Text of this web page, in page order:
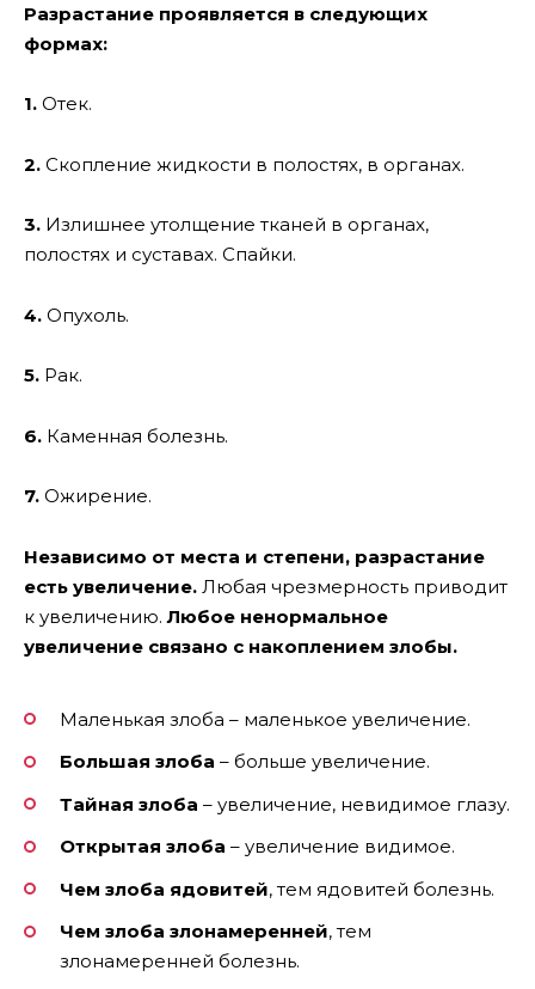
Разрастание проявляется в следующих
формах:
1. Отек.
2. Скопление жидкости в полостях, в органах.
3. Излишнее утолщение тканей в органах,
полостях и суставах. Спайки.
4. Опухоль.
5. Рак.
6. Каменная болезнь.
7. Ожирение.
Независимо от места и степени, разрастание
есть увеличение. Любая чрезмерность приводит
к увеличению.Любое ненормальное
увеличение связано с накоплением злобы.
Маленькая злоба – маленькое увеличение.
Большая злоба – больше увеличение.
Тайная злоба – увеличение, невидимое глазу.
Открытая злоба – увеличение видимое.
Чем злоба ядовитей, тем ядовитей болезнь.
Чем злоба злонамеренней, тем
злонамеренней болезнь.